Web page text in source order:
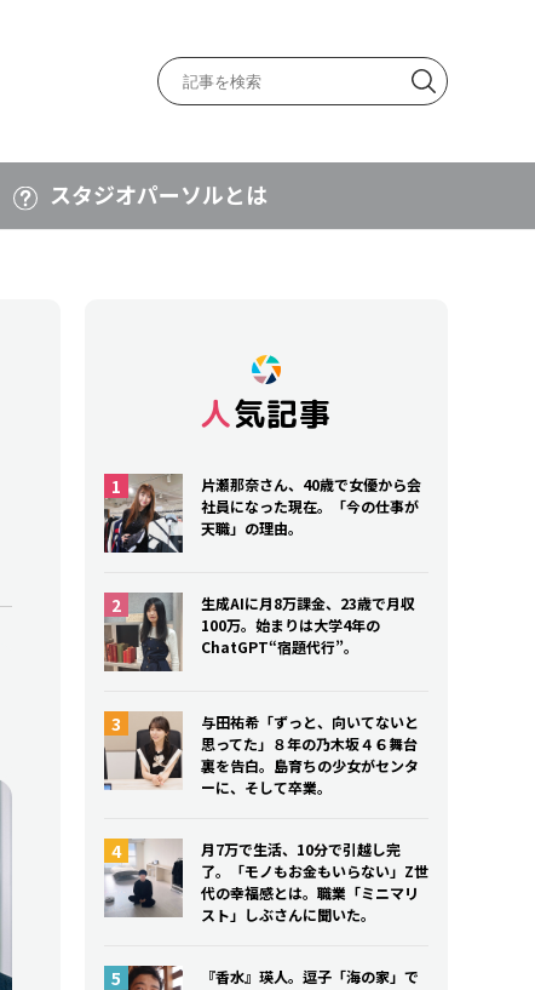
スタジオパーソルとは
人気記事
片瀬那奈さん、40歳で女優から会
社員になった現在。「今の仕事が
天職」の理由。
生成AIに月8万課金、23歳で月収
100万。始まりは大学4年の
ChatGPT“宿題代行”。
与田祐希「ずっと、向いてないと
思ってた」８年の乃木坂４６舞台
裏を告白。島育ちの少女がセンタ
ーに、そして卒業。
月7万で生活、10分で引越し完
了。「モノもお金もいらない」Z世
代の幸福感とは。職業「ミニマリ
スト」しぶさんに聞いた。
『香水』瑛人。逗子「海の家」で